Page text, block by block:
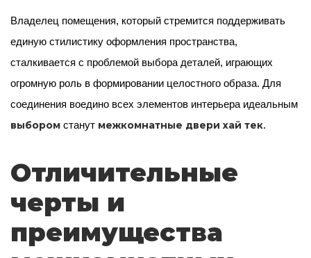
Владелец помещения, который стремится поддерживать
единую стилистику оформления пространства,
сталкивается с проблемой выбора деталей, играющих
огромную роль в формировании целостного образа. Для
соединения воедино всех элементов интерьера идеальным
выбором станут межкомнатные двери хай тек.
Отличительные
черты и
преимущества